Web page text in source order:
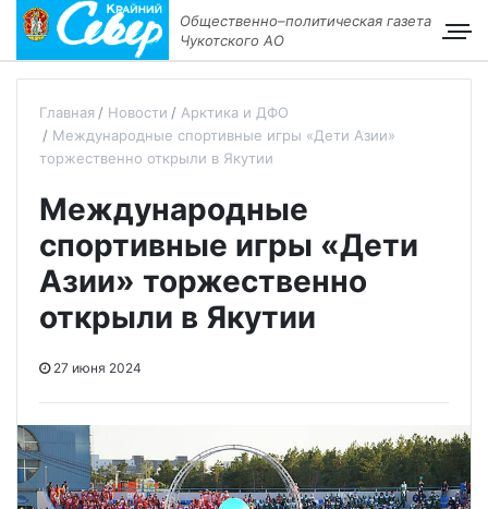
Общественно–политическая газета
Чукотского АО
Главная Новости
Арктика и ДФО
Международные спортивные игры «Дети Азии»
торжественно открыли в Якутии
Международные
спортивные игры «Дети
Азии» торжественно
открыли в Якутии
27 июня 2024